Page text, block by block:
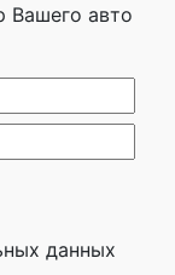
Вашего авто
данных